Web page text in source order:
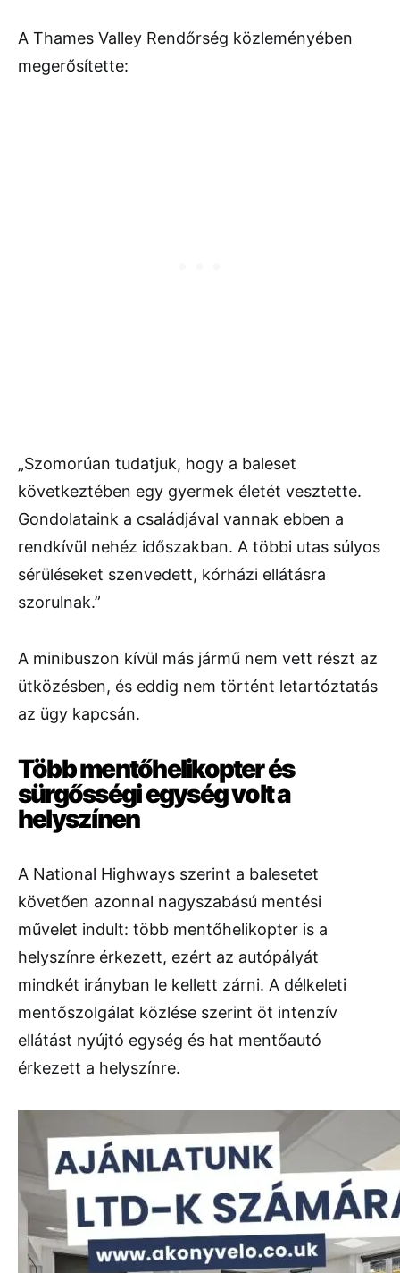
A Thames Valley Rendőrség közleményében
megerősítette:
„Szomorúan tudatjuk, hogy a baleset
következtében egy gyermek életét vesztette.
Gondolataink a családjával vannak ebben a
rendkívül nehéz időszakban. A többi utas súlyos
sérüléseket szenvedett, kórházi ellátásra
szorulnak.”
A minibuszon kívül más jármű nem vett részt az
ütközésben, és eddig nem történt letartóztatás
az ügy kapcsán.
Többmentőhelikopterés
sürgősségiegység volta
helyszínen
A National Highways szerint a balesetet
követően azonnal nagyszabású mentési
művelet indult: több mentőhelikopter is a
helyszínre érkezett, ezért az autópályát
mindkét irányban le kellett zárni. A délkeleti
mentőszolgálat közlése szerint öt intenzív
ellátást nyújtó egység és hat mentőautó
érkezett a helyszínre.